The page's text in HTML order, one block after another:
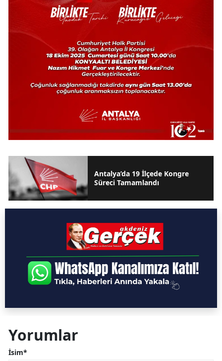
Antalya’da 19 İlçede Kongre
Süreci Tamamlandı
Yorumlar
İsim*